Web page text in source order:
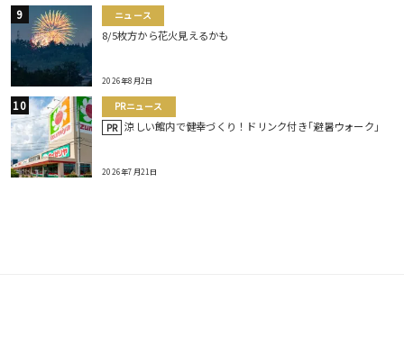
ニュース
8/5枚方から花火見えるかも
2026年8月2日
PRニュース
PR 涼しい館内で健幸づくり！ドリンク付き｢避暑ウォーク｣
2026年7月21日